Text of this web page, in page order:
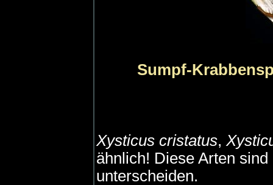
Sumpf-
Xysticus cristatus,
ähnlich! Diese Arten
unterscheiden.